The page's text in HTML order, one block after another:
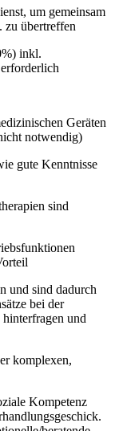
um gemeinsam
zu übertreffen
inkl.
Geräten
notwendig)
gute Kenntnisse
sind
und sind dadurch
bei der
und
komplexen,
Kompetenz